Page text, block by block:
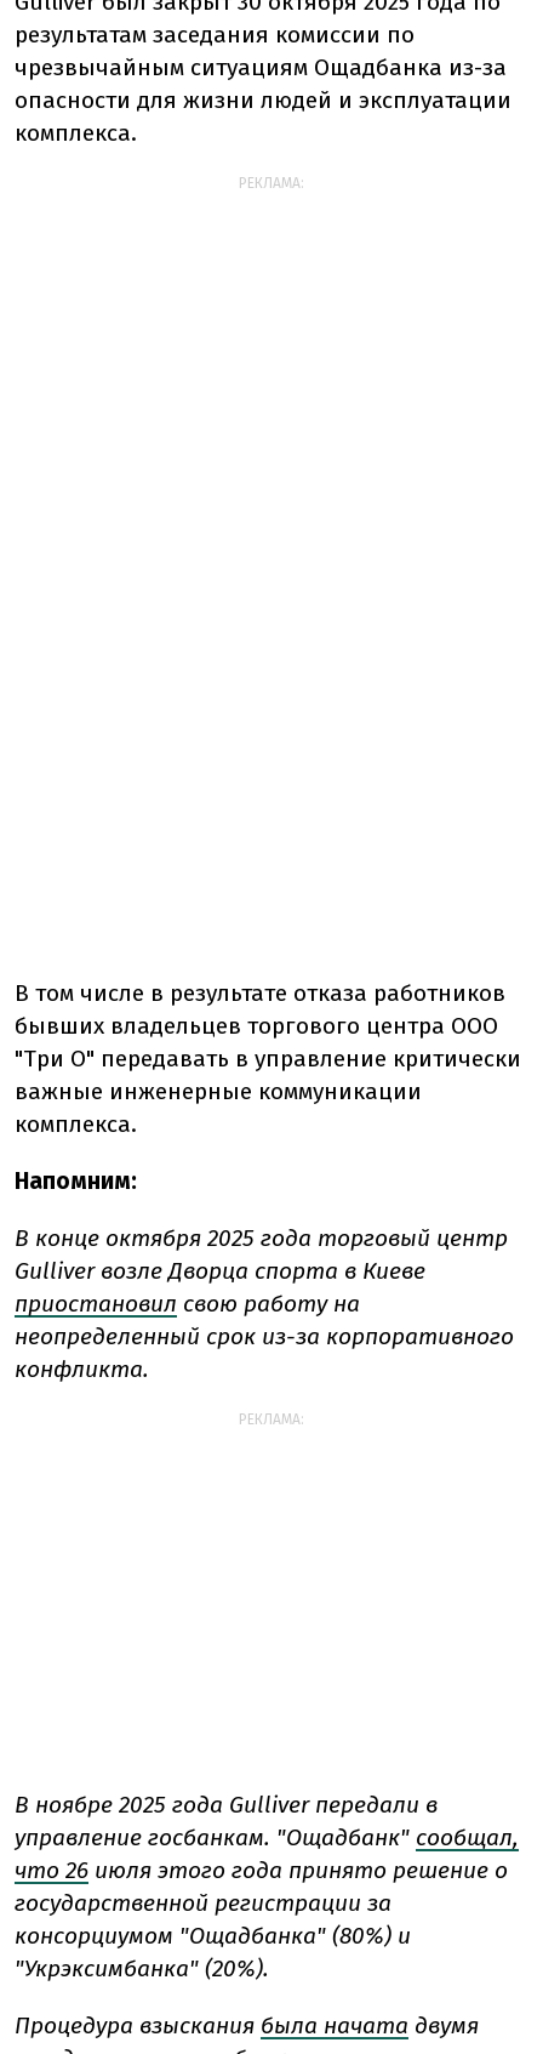
результатам заседания комиссии по
чрезвычайным ситуациям Ощадбанка из-за
опасности для жизни людей и эксплуатации
комплекса.
РЕКЛАМА:
В том числе в результате отказа работников
бывших владельцев торгового центра ООО
"Три О" передавать в управление критически
важные инженерные коммуникации
комплекса.
Напомним:
В конце октября 2025 года торговый центр
Gulliver возле Дворца спорта в Киеве
приостановил свою работу на
неопределенный срок из-за корпоративного
конфликта.
РЕКЛАМА:
В ноябре 2025 года Gulliver передали в
управление госбанкам. "Ощадбанк" сообщал,
что 26 июля этого года принято решение о
государственной регистрации за
консорциумом "Ощадбанка" (80%) и
"Укрэксимбанка" (20%).
Процедура взыскания была начата двумя